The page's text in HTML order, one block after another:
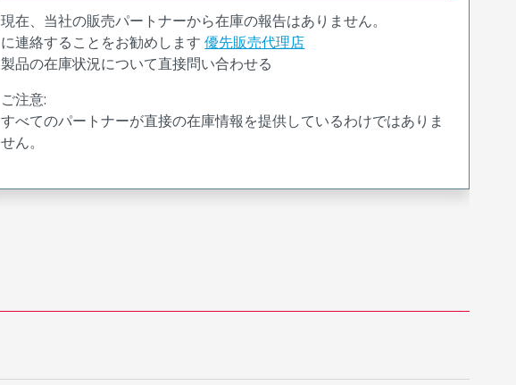
現在、当社の販売パートナーから在庫の報告はありません。
に連絡することをお勧めします 優先販売代理店
製品の在庫状況について直接問い合わせる
ご注意:
すべてのパートナーが直接の在庫情報を提供しているわけではありま
せん。